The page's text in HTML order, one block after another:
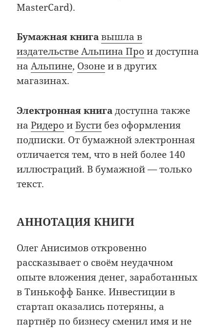
MasterCard).
Бумажная книга вышла в
издательстве Альпина Про и доступна
наАльпине, Озонеи в других
магазинах.
Электронная книгадоступна также
наРидеро иБусти без оформления
подписки. От бумажной электронная
отличается тем, что в ней более 140
иллюстраций. В бумажной — только
текст.
АННОТАЦИЯ КНИГИ
Олег Анисимов откровенно
рассказывает о своём неудачном
опыте вложения денег, заработанных
в Тинькофф Банке. Инвестиции в
стартап оказались потеряны, а
партнёр по бизнесу сменил имя и не